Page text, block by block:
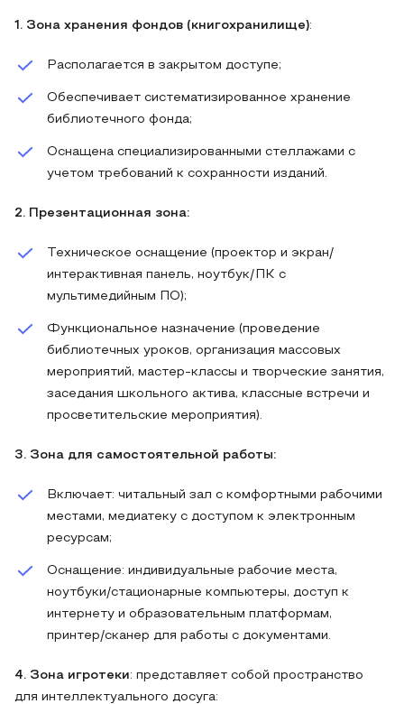
1. Зона хранения фондов (книгохранилище):
Располагается в закрытом доступе;
Обеспечивает систематизированное хранение
библиотечного фонда;
Оснащена специализированными стеллажами с
учетом требований к сохранности изданий.
2. Презентационная зона:
Техническое оснащение (проектор и экран/
интерактивная панель, ноутбук/ПК с
мультимедийным ПО);
Функциональное назначение (проведение
библиотечных уроков, организация массовых
мероприятий, мастер-классы и творческие занятия,
заседания школьного актива, классные встречи и
просветительские мероприятия).
3. Зона для самостоятельной работы:
Включает: читальный зал с комфортными рабочими
местами, медиатеку с доступом к электронным
ресурсам;
Оснащение: индивидуальные рабочие места,
ноутбуки/стационарные компьютеры, доступ к
интернету и образовательным платформам,
принтер/сканер для работы с документами.
4. Зона игротеки: представляет собой пространство
для интеллектуального досуга: